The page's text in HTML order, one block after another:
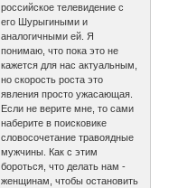
российское телевидение с
его Шурыгиными и
аналогичными ей. Я
понимаю, что пока это не
кажется для нас актуальным,
но скорость роста это
явления просто ужасающая.
Если не верите мне, то сами
наберите в поисковике
словосочетание травоядные
мужчины. Как с этим
бороться, что делать нам -
женщинам, чтобы остановить